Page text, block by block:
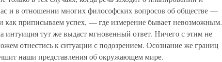
и в отношении многих философских вопросов об обществе —
как приписываем успех, — где измерение бывает невозможным.
интуиция тут же выдаст мгновенный ответ. Ничего с этим не
отнестись к ситуации с подозрением. Осознание же границ
наши представления об окружающем мире.